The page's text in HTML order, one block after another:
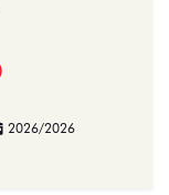
2026/2026